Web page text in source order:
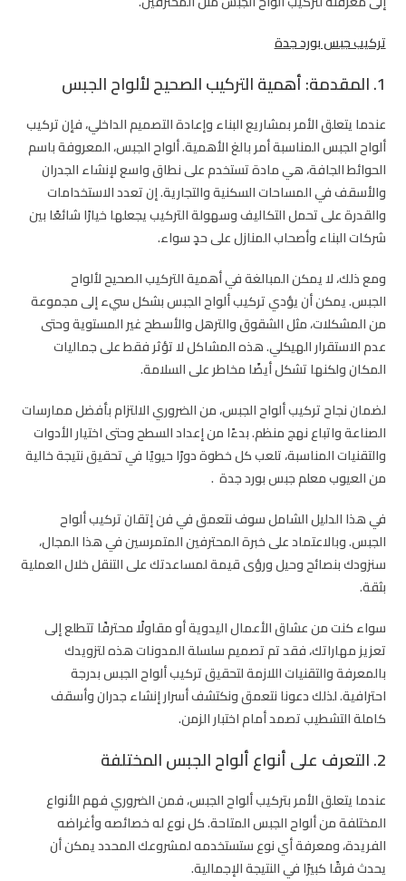
تركيب جبس بورد جدة
1. المقدمة: أهمية التركيب الصحيح لألواح الجبس
عندما يتعلق الأمر بمشاريع البناء وإعادة التصميم الداخلي، فإن تركيب
ألواح الجبس المناسبة أمر بالغ الأهمية. ألواح الجبس، المعروفة باسم
الحوائط الجافة، هي مادة تستخدم على نطاق واسع لإنشاء الجدران
والأسقف في المساحات السكنية والتجارية. إن تعدد الاستخدامات
والقدرة على تحمل التكاليف وسهولة التركيب يجعلها خيارًا شائعًا بين
شركات البناء وأصحاب المنازل على حدٍ سواء.
ومع ذلك، لا يمكن المبالغة في أهمية التركيب الصحيح لألواح
الجبس. يمكن أن يؤدي تركيب ألواح الجبس بشكل سيء إلى مجموعة
من المشكلات، مثل الشقوق والترهل والأسطح غير المستوية وحتى
عدم الاستقرار الهيكلي. هذه المشاكل لا تؤثر فقط على جماليات
المكان ولكنها تشكل أيضًا مخاطر على السلامة.
لضمان نجاح تركيب ألواح الجبس، من الضروري الالتزام بأفضل ممارسات
الصناعة واتباع نهج منظم. بدءًا من إعداد السطح وحتى اختيار الأدوات
والتقنيات المناسبة، تلعب كل خطوة دورًا حيويًا في تحقيق نتيجة خالية
من العيوبمعلم جبس بورد جدة .
في هذا الدليل الشامل سوف نتعمق في فن إتقان تركيب ألواح
الجبس. وبالاعتماد على خبرة المحترفين المتمرسين في هذا المجال،
سنزودك بنصائح وحيل ورؤى قيمة لمساعدتك على التنقل خلال العملية
بثقة.
سواء كنت من عشاق الأعمال اليدوية أو مقاولًا محترفًا تتطلع إلى
تعزيز مهاراتك، فقد تم تصميم سلسلة المدونات هذه لتزويدك
بالمعرفة والتقنيات اللازمة لتحقيق تركيب ألواح الجبس بدرجة
احترافية. لذلك دعونا نتعمق ونكتشف أسرار إنشاء جدران وأسقف
كاملة التشطيب تصمد أمام اختبار الزمن.
2. التعرف على أنواع ألواح الجبس المختلفة
عندما يتعلق الأمر بتركيب ألواح الجبس، فمن الضروري فهم الأنواع
المختلفة من ألواح الجبس المتاحة. كل نوع له خصائصه وأغراضه
الفريدة، ومعرفة أي نوع ستستخدمه لمشروعك المحدد يمكن أن
يحدث فرقًا كبيرًا في النتيجة الإجمالية.